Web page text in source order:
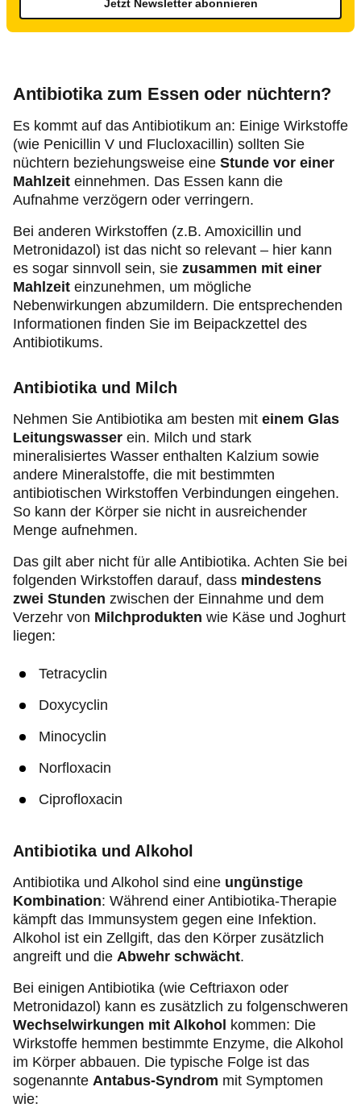
Jetzt Newsletter abonnieren
Antibiotika zum Essen oder nüchtern?
Es kommt auf das Antibiotikum an: Einige Wirkstoffe
(wie Penicillin V und Flucloxacillin) sollten Sie
nüchtern beziehungsweise eine Stunde vor einer
Mahlzeit einnehmen. Das Essen kann die
Aufnahme verzögern oder verringern.
Bei anderen Wirkstoffen (z.B. Amoxicillin und
Metronidazol) ist das nicht so relevant – hier kann
es sogar sinnvoll sein, sie zusammen mit einer
Mahlzeit einzunehmen, um mögliche
Nebenwirkungen abzumildern. Die entsprechenden
Informationen finden Sie im Beipackzettel des
Antibiotikums.
Antibiotika und Milch
Nehmen Sie Antibiotika am besten mit einem Glas
Leitungswasser ein. Milch und stark
mineralisiertes Wasser enthalten Kalzium sowie
andere Mineralstoffe, die mit bestimmten
antibiotischen Wirkstoffen Verbindungen eingehen.
So kann der Körper sie nicht in ausreichender
Menge aufnehmen.
Das gilt aber nicht für alle Antibiotika. Achten Sie bei
folgenden Wirkstoffen darauf, dass mindestens
zwei Stunden zwischen der Einnahme und dem
Verzehr von Milchprodukten wie Käse und Joghurt
liegen:
Tetracyclin
Doxycyclin
Minocyclin
Norfloxacin
Ciprofloxacin
Antibiotika und Alkohol
Antibiotika und Alkohol sind eine ungünstige
Kombination: Während einer Antibiotika-Therapie
kämpft das Immunsystem gegen eine Infektion.
Alkohol ist ein Zellgift, das den Körper zusätzlich
angreift und die Abwehr schwächt.
Bei einigen Antibiotika (wie Ceftriaxon oder
Metronidazol) kann es zusätzlich zu folgenschweren
Wechselwirkungen mit Alkohol kommen: Die
Wirkstoffe hemmen bestimmte Enzyme, die Alkohol
im Körper abbauen. Die typische Folge ist das
sogenannte Antabus-Syndrom mit Symptomen
wie: